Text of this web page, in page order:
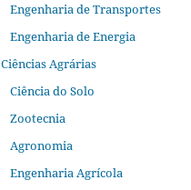
Engenharia de Transportes
Engenharia de Energia
Ciências Agrárias
Ciência do Solo
Zootecnia
Agronomia
Engenharia Agrícola